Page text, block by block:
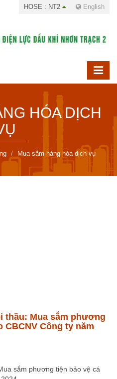
HOSE : NT2 English
HÓA DỊCH
Mua sắm hàng hóa dịch vụ
thầu: Mua sắm phương
CBCNV Công ty năm
sắm phương tiện bảo vệ cá